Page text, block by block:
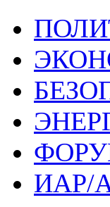
ИАР/